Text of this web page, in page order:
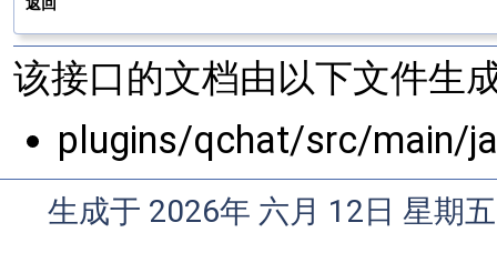
返回
该接口的文档由以下文件生
plugins/qchat/src/main/
生成于 2026年 六月 12日 星期